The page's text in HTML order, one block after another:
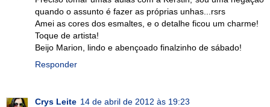
quando o assunto é fazer as próprias unhas...rsrs
Amei as cores dos esmaltes, e o detalhe ficou um charme!
Toque de artista!
Beijo Marion, lindo e abençoado finalzinho de sábado!
Responder
Crys Leite 14 de abril de 2012 às 19:23